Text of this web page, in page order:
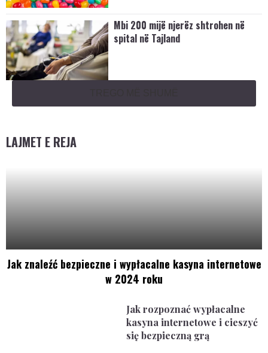
Mbi 200 mijë njerëz shtrohen në
spital në Tajland
LAJMET E REJA
Jak znaleźć bezpieczne i wypłacalne kasyna internetowe
w 2024 roku
Jak rozpoznać wypłacalne
kasyna internetowe i cieszyć
się bezpieczną grą